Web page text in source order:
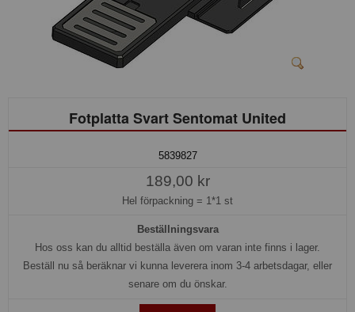
Fotplatta Svart Sentomat United
5839827
189,00 kr
Hel förpackning = 1*1 st
Beställningsvara
Hos oss kan du alltid beställa även om varan inte finns i lager.
Beställ nu så beräknar vi kunna leverera inom 3-4 arbetsdagar, eller
senare om du önskar.